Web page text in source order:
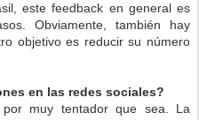
este feedback en general es
Obviamente, también hay
objetivo es reducir su número
en las redes sociales?
muy tentador que sea. La